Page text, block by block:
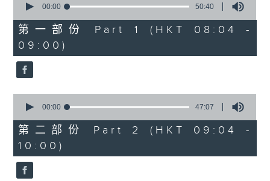
seconds
50
minutes,
40
seconds
00:00 50:40
第一部份 Part 1 (HKT 08:04 -
09:00)
seconds
47
minutes,
7
seconds
00:00 47:07
第二部份 Part 2 (HKT 09:04 -
10:00)